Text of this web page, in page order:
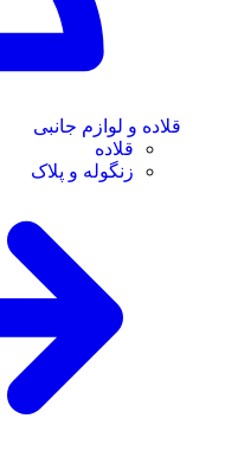
قلاده و لوازم جانبی
قلاده
زنگوله و پلاک